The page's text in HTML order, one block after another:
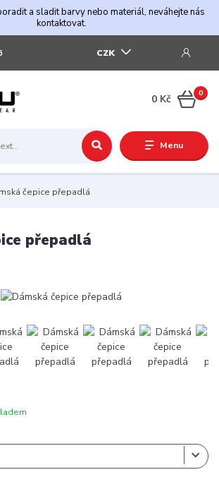
a sladit barvy nebo materiál, neváhejte nás
kontaktovat.
Menu
CZK
0
0 Kč
čepice přepadlá
přepadlá